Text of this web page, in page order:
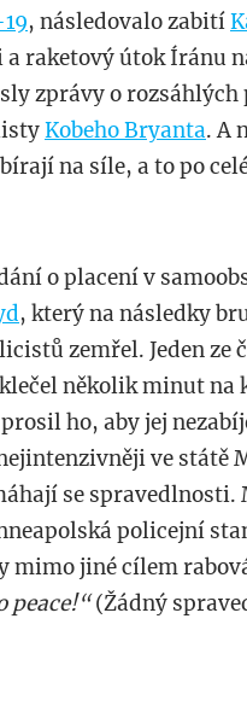
, následovalo zabití
raketový útok Íránu
zprávy o rozsáhlých
Kobeho Bryanta. A
na síle, a to po
o placení v
, který na následky
zemřel. Jeden ze
několik minut na
ho, aby jej
ve státě
se spravedlnosti.
policejní
mimo jiné cílem
peace!“(Žádný